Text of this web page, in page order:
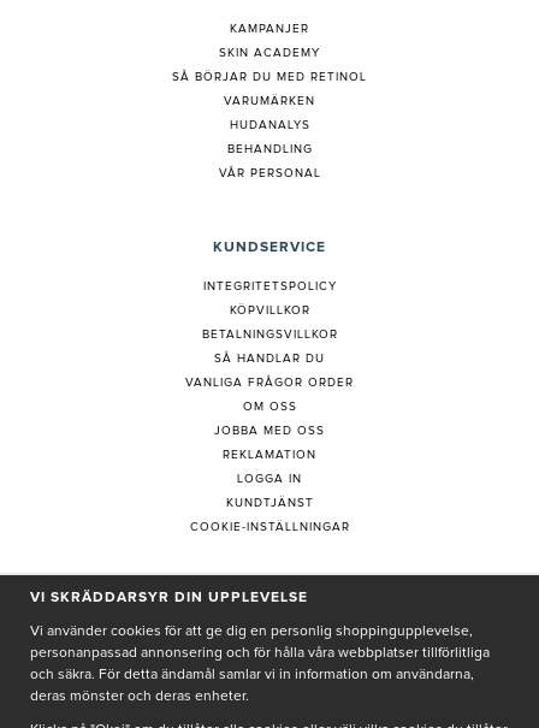
KAMPANJER
SKIN ACADEMY
SÅ BÖRJAR DU MED RETINOL
VARUMÄRKEN
HUDANALYS
BEHANDLING
VÅR PERSONAL
KUNDSERVICE
INTEGRITETSPOLICY
KÖPVILLKOR
BETALNINGSVILLKOR
SÅ HANDLAR DU
VANLIGA FRÅGOR ORDER
OM OSS
JOBBA MED OSS
REKLAMATION
LOGGA IN
KUNDTJÄNST
COOKIE-INSTÄLLNINGAR
PRENUMERERA PÅ NYHETSBREV
Genom att ge min e-post, accepterar jag Seth och Sallyintegritetspolicy
VI SKRÄDDARSYR DIN UPPLEVELSE
Vi använder cookies för att ge dig en personlig shoppingupplevelse,
personanpassad annonsering och för hålla våra webbplatser tillförlitliga
och säkra. För detta ändamål samlar vi in information om användarna,
deras mönster och deras enheter.